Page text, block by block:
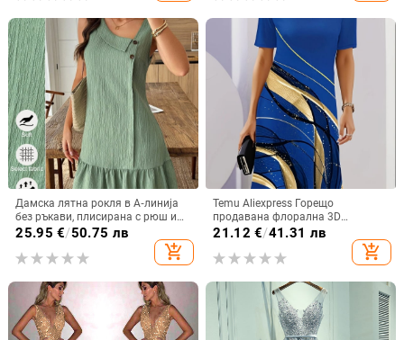
Дамска лятна рокля в А‑линија
без ръкави, плисирана с рюш и
волани, бобено зелена, курортен
25.95 €/50.75 лв
add_shopping_cart
Temu Aliexpress Горещо
продавана флорална 3D
дигитален печат модна
ежедневна широка дамска рокля
с кръгло деколте
21.12 €/41.31 лв
add_shopping_cart